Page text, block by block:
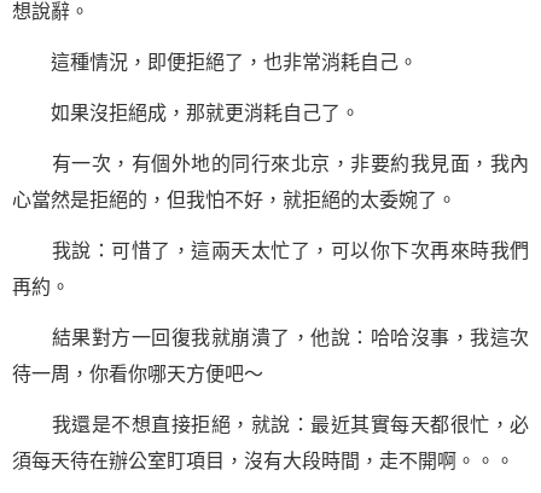
想說辭。
這種情況，即便拒絕了，也非常消耗自己。
如果沒拒絕成，那就更消耗自己了。
有一次，有個外地的同行來北京，非要約我見面，我內
心當然是拒絕的，但我怕不好，就拒絕的太委婉了。
我說：可惜了，這兩天太忙了，可以你下次再來時我們
再約。
結果對方一回復我就崩潰了，他說：哈哈沒事，我這次
待一周，你看你哪天方便吧～
我還是不想直接拒絕，就說：最近其實每天都很忙，必
須每天待在辦公室盯項目，沒有大段時間，走不開啊。。。